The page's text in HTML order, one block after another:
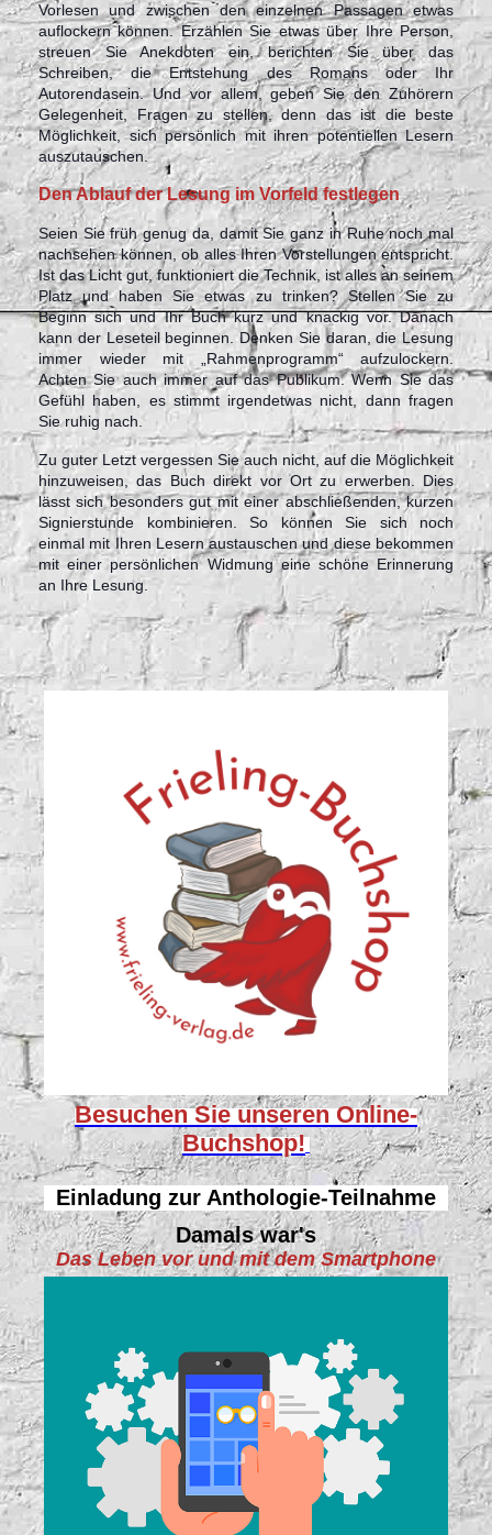
Vorlesen und zwischen den einzelnen Passagen etwas
auflockern können. Erzählen Sie etwas über Ihre Person,
streuen Sie Anekdoten ein, berichten Sie über das
Schreiben, die Entstehung des Romans oder Ihr
Autorendasein. Und vor allem, geben Sie den Zuhörern
Gelegenheit, Fragen zu stellen, denn das ist die beste
Möglichkeit, sich persönlich mit ihren potentiellen Lesern
auszutauschen.
Den Ablauf der Lesung im Vorfeld festlegen
Seien Sie früh genug da, damit Sie ganz in Ruhe noch mal
nachsehen können, ob alles Ihren Vorstellungen entspricht.
Ist das Licht gut, funktioniert die Technik, ist alles an seinem
Platz und haben Sie etwas zu trinken? Stellen Sie zu
Beginn sich und Ihr Buch kurz und knackig vor. Danach
kann der Leseteil beginnen. Denken Sie daran, die Lesung
immer wieder mit „Rahmenprogramm“ aufzulockern.
Achten Sie auch immer auf das Publikum. Wenn Sie das
Gefühl haben, es stimmt irgendetwas nicht, dann fragen
Sie ruhig nach.
Zu guter Letzt vergessen Sie auch nicht, auf die Möglichkeit
hinzuweisen, das Buch direkt vor Ort zu erwerben. Dies
lässt sich besonders gut mit einer abschließenden, kurzen
Signierstunde kombinieren. So können Sie sich noch
einmal mit Ihren Lesern austauschen und diese bekommen
mit einer persönlichen Widmung eine schöne Erinnerung
an Ihre Lesung.
Besuchen Sie unserenOnline-
Buchshop!
Einladung zur Anthologie-Teilnahme
Damals war's
Das Leben vor und mit dem Smartphone